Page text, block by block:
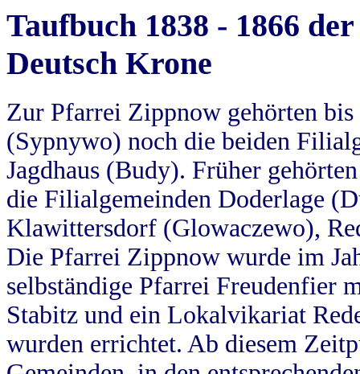
Taufbuch 1838 - 1866
Deutsch Krone
Zur Pfarrei Zippnow gehörten
(Sypnywo) noch die beiden
Jagdhaus (Budy). Früher
die Filialgemeinden Doderlage
Klawittersdorf (Glowaczewo),
Die Pfarrei Zippnow wurde im
selbständige Pfarrei Freudenfier
Stabitz und ein Lokalvikariat
wurden errichtet. Ab diesem